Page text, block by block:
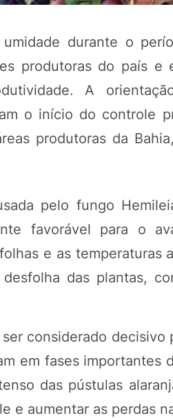
durante o
produtoras do país e
A
o início do controle
produtoras da
pelo fungo
favorável para o
e as temperaturas
das plantas,
considerado
em fases
das pústulas
e aumentar as perdas